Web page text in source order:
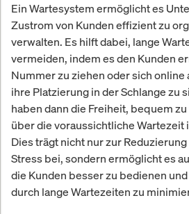
Ein Wartesystem ermöglicht es
Zustrom von Kunden effizient zu
verwalten. Es hilft dabei, lange
vermeiden, indem es den Kunden
Nummer zu ziehen oder sich
ihre Platzierung in der Schlange zu
haben dann die Freiheit, bequem
über die voraussichtliche
Dies trägt nicht nur zur
Stress bei, sondern ermöglicht es
die Kunden besser zu bedienen
durch lange Wartezeiten zu